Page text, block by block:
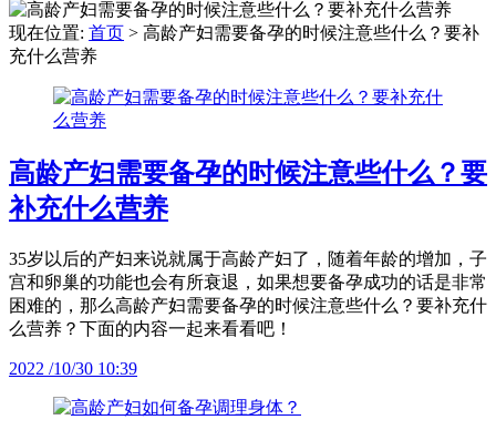
现在位置: 首页 > 高龄产妇需要备孕的时候注意些什么？要补
充什么营养
高龄产妇需要备孕的时候注意些什么？要
补充什么营养
35岁以后的产妇来说就属于高龄产妇了，随着年龄的增加，子
宫和卵巢的功能也会有所衰退，如果想要备孕成功的话是非常
困难的，那么高龄产妇需要备孕的时候注意些什么？要补充什
么营养？下面的内容一起来看看吧！
2022 /10/30 10:39